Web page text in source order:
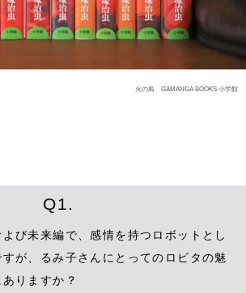
火の鳥 GAMANGA BOOKS 小学館
Q1.
よび未来編で、感情を持つロボットとし
が、るみ子さんにとってのロビタの魅
りますか？